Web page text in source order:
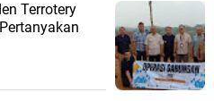
Terrotery